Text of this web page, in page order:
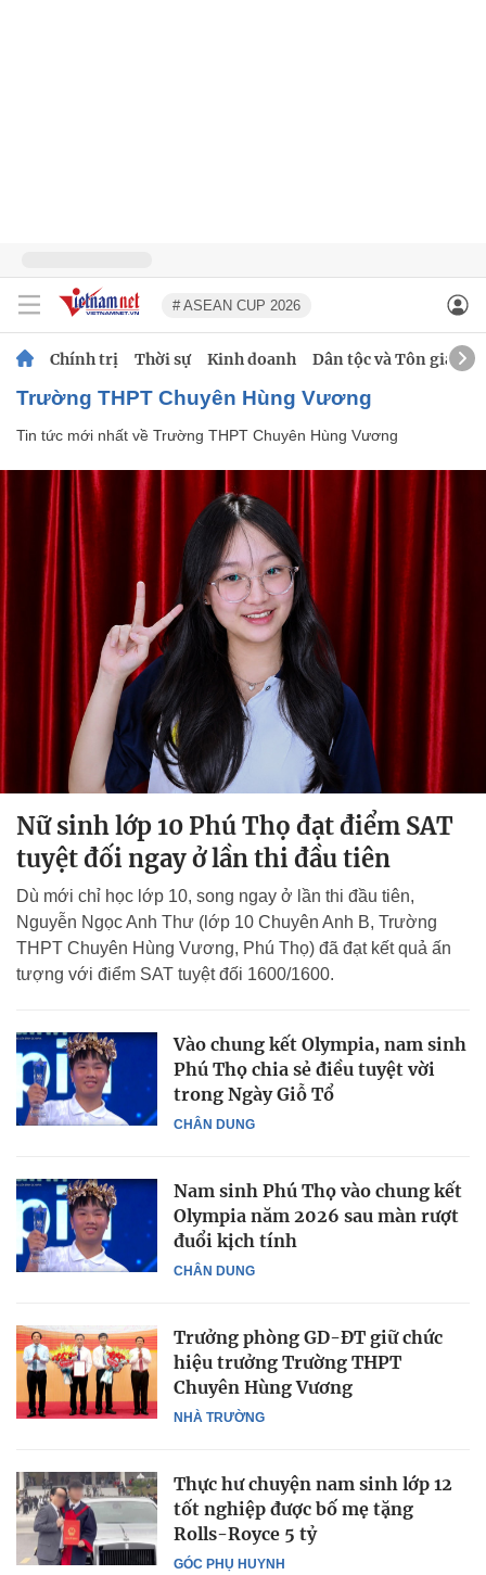
# ASEAN CUP 2026
Chính trị Thời sự Kinh doanh Dân tộc và Tôn giáo
Trường THPT Chuyên Hùng Vương
Tin tức mới nhất về Trường THPT Chuyên Hùng Vương
Nữ sinh lớp 10 Phú Thọ đạt điểm SAT
tuyệt đối ngay ở lần thi đầu tiên
Dù mới chỉ học lớp 10, song ngay ở lần thi đầu tiên,
Nguyễn Ngọc Anh Thư (lớp 10 Chuyên Anh B, Trường
THPT Chuyên Hùng Vương, Phú Thọ) đã đạt kết quả ấn
tượng với điểm SAT tuyệt đối 1600/1600.
CHÂN DUNG
Vào chung kết Olympia, nam sinh
Phú Thọ chia sẻ điều tuyệt vời
trong Ngày Giỗ Tổ
CHÂN DUNG
Nam sinh Phú Thọ vào chung kết
Olympia năm 2026 sau màn rượt
đuổi kịch tính
NHÀ TRƯỜNG
Trưởng phòng GD-ĐT giữ chức
hiệu trưởng Trường THPT
Chuyên Hùng Vương
GÓC PHỤ HUYNH
Thực hư chuyện nam sinh lớp 12
tốt nghiệp được bố mẹ tặng
Rolls-Royce 5 tỷ